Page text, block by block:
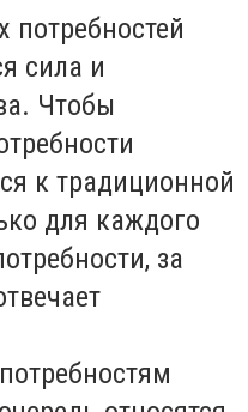
сила и
Чтобы
к традиционной
для каждого
за